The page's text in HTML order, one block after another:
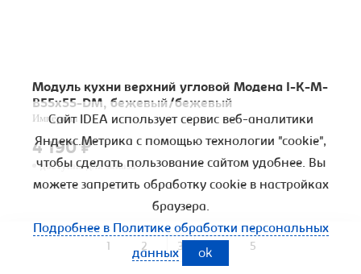
Модуль кухни верхний угловой Модена I-K-M-
B55x55-DM, бежевый/бежевый
Империал
4 190₽
доступно для заказа
1 2 3 5
Сайт IDEA использует сервис веб-аналитики
Яндекс.Метрика с помощью технологии "cookie",
чтобы сделать пользование сайтом удобнее. Вы
можете запретить обработку cookie в настройках
браузера.
Подробнее в Политике обработки персональных
данных
ok